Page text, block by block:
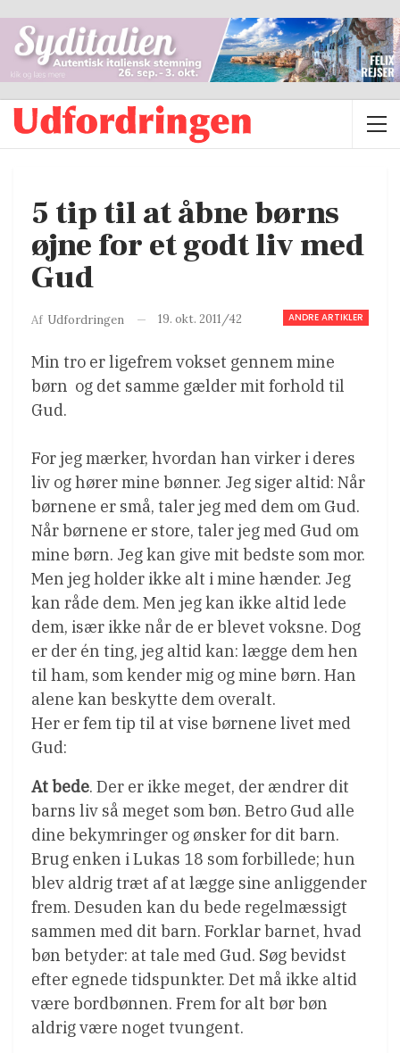
5 tip til at åbne børns
øjne for et godt liv med
Gud
ANDRE ARTIKLER
Af Udfordringen 19. okt. 2011/42
Min tro er ligefrem vokset gennem mine
børn  og det samme gælder mit forhold til
Gud.
For jeg mærker, hvordan han virker i deres
liv og hører mine bønner. Jeg siger altid: Når
børnene er små, taler jeg med dem om Gud.
Når børnene er store, taler jeg med Gud om
mine børn. Jeg kan give mit bedste som mor.
Men jeg holder ikke alt i mine hænder. Jeg
kan råde dem. Men jeg kan ikke altid lede
dem, især ikke når de er blevet voksne. Dog
er der én ting, jeg altid kan: lægge dem hen
til ham, som kender mig og mine børn. Han
alene kan beskytte dem overalt.
Her er fem tip til at vise børnene livet med
Gud:
At bede. Der er ikke meget, der ændrer dit
barns liv så meget som bøn. Betro Gud alle
dine bekymringer og ønsker for dit barn.
Brug enken i Lukas 18 som forbillede; hun
blev aldrig træt af at lægge sine anliggender
frem. Desuden kan du bede regelmæssigt
sammen med dit barn. Forklar barnet, hvad
bøn betyder: at tale med Gud. Søg bevidst
efter egnede tidspunkter. Det må ikke altid
være bordbønnen. Frem for alt bør bøn
aldrig være noget tvungent.